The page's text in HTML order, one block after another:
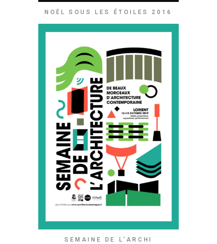
NOËL SOUS LES ÉTOILES 2016
SEMAINE DE L’ARCHI